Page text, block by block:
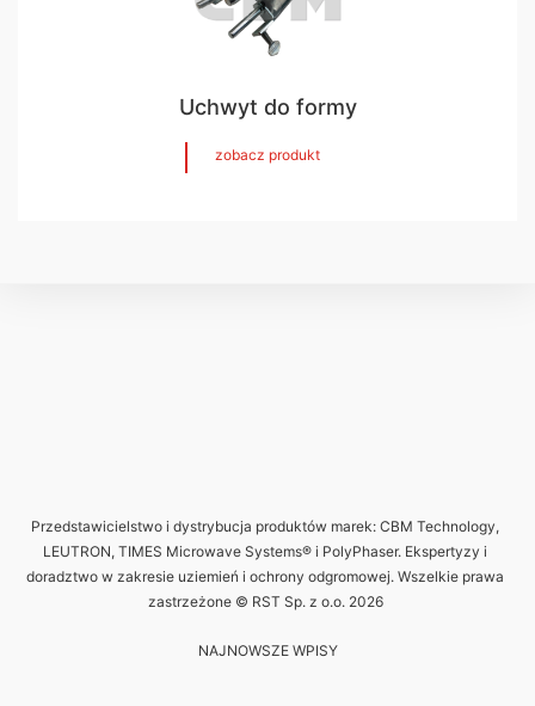
Uchwyt do formy
zobacz produkt
Przedstawicielstwo i dystrybucja produktów marek: CBM Technology,
LEUTRON, TIMES Microwave Systems® i PolyPhaser. Ekspertyzy i
doradztwo w zakresie uziemień i ochrony odgromowej. Wszelkie prawa
zastrzeżone © RST Sp. z o.o. 2026
NAJNOWSZE WPISY